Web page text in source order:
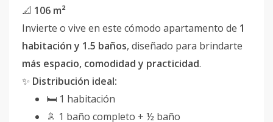
📐 106 m²
Invierte o vive en este cómodo apartamento de 1
habitación y 1.5 baños, diseñado para brindarte
más espacio, comodidad y practicidad.
✨ Distribución ideal:
🛏 1 habitación
🚿 1 baño completo + ½ baño